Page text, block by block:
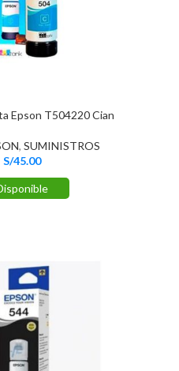
Epson T504220 Cian
, SUMINISTROS
S/45.00